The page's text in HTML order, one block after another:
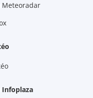
Meteoradar
Infoplaza